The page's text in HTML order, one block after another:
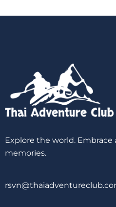
Explore the world. Embrace
memories.